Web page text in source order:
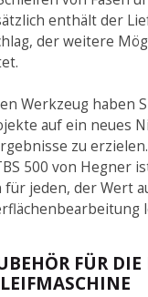
enthält der
der weitere
Werkzeug haben
auf ein neues
zu
500 von Hegner
jeden, der Wert
FÜR DIE